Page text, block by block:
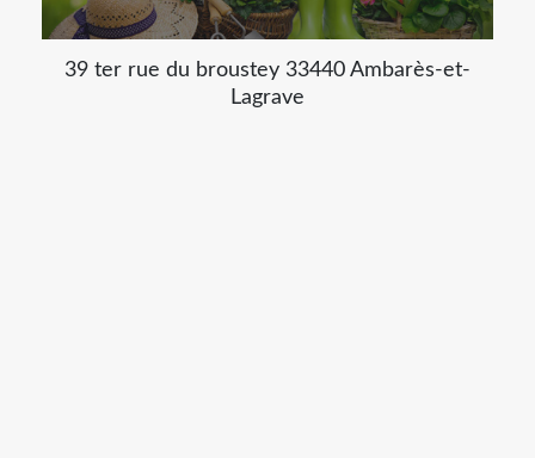
39 ter rue du broustey 33440 Ambarès-et-
Lagrave